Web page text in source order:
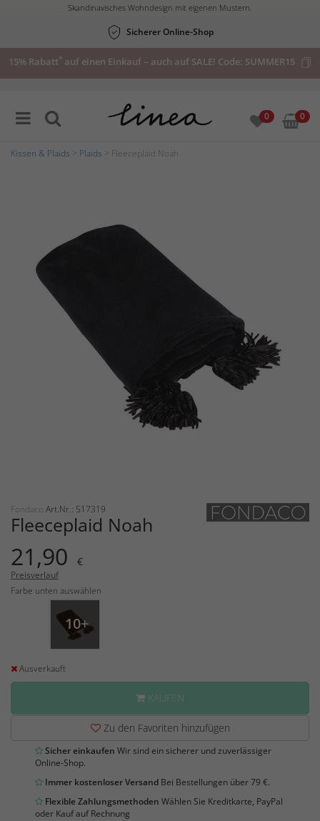
Skandinavisches Wohndesign mit eigenen Mustern.
Sicherer Online-Shop
15% Rabatt* auf einen Einkauf – auch auf SALE! Code: SUMMER15
0 0
Kissen & Plaids Plaids > Fleeceplaid Noah
Fondaco Art.Nr.: 517319
Fleeceplaid Noah
21,90 €
Preisverlauf
Farbe unten auswählen
10+
Ausverkauft
KAUFEN
Zu den Favoriten hinzufügen
Sicher einkaufen Wir sind ein sicherer und zuverlässiger
Online-Shop.
Immer kostenloser Versand Bei Bestellungen über 79 €.
Flexible Zahlungsmethoden Wählen Sie Kreditkarte, PayPal
oder Kauf auf Rechnung